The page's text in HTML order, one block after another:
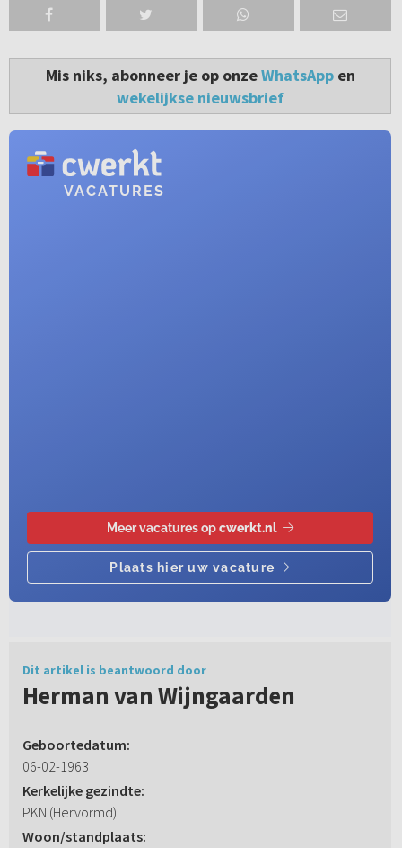
Mis niks, abonneer je op onzeWhatsAppen
wekelijkse nieuwsbrief
Dit artikel is beantwoord door
Herman van Wijngaarden
Geboortedatum:
06-02-1963
Kerkelijke gezindte:
PKN (Hervormd)
Woon/standplaats: